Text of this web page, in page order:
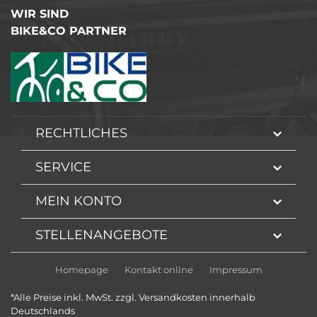
WIR SIND
BIKE&CO PARTNER
RECHTLICHES
SERVICE
MEIN KONTO
STELLENANGEBOTE
Homepage Kontakt online Impressum
*Alle Preise inkl. MwSt. zzgl. Versandkosten innerhalb
Deutschlands